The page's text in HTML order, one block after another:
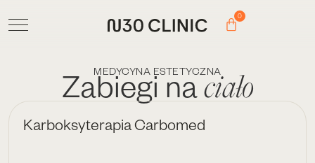
0
MEDYCYNA ESTETYCZNA
Zabiegi naciało
Karboksyterapia Carbomed